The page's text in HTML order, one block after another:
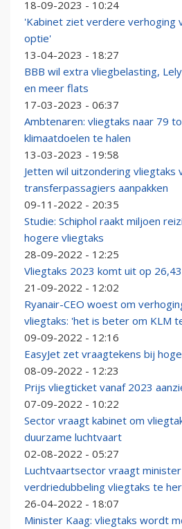
18-09-2023 - 10:24
'Kabinet ziet verdere verhoging
optie'
13-04-2023 - 18:27
BBB wil extra vliegbelasting,
en meer flats
17-03-2023 - 06:37
Ambtenaren: vliegtaks naar 79
klimaatdoelen te halen
13-03-2023 - 19:58
Jetten wil uitzondering vliegtaks
transferpassagiers aanpakken
09-11-2022 - 20:35
Studie: Schiphol raakt miljoen
hogere vliegtaks
28-09-2022 - 12:25
Vliegtaks 2023 komt uit op
21-09-2022 - 12:02
Ryanair-CEO woest om
vliegtaks: 'het is beter om KLM
09-09-2022 - 12:16
EasyJet zet vraagtekens bij
08-09-2022 - 12:23
Prijs vliegticket vanaf 2023
07-09-2022 - 10:22
Sector vraagt kabinet om
duurzame luchtvaart
02-08-2022 - 05:27
Luchtvaartsector vraagt
verdriedubbeling vliegtaks te
26-04-2022 - 18:07
Minister Kaag: vliegtaks wordt